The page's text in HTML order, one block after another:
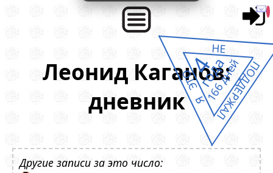
Леонид Каганов:
дневник
Другие записи за это число:
Я ЭТО
НЕ
ПОДДЕРЖАЛ
4
года
166 дней